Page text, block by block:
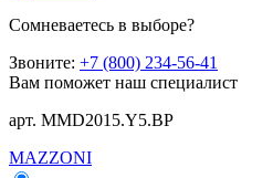
Сомневаетесь в выборе?
Звоните: +7 (800) 234-56-41
Вам поможет наш специалист
арт. MMD2015.Y5.BP
MAZZONI